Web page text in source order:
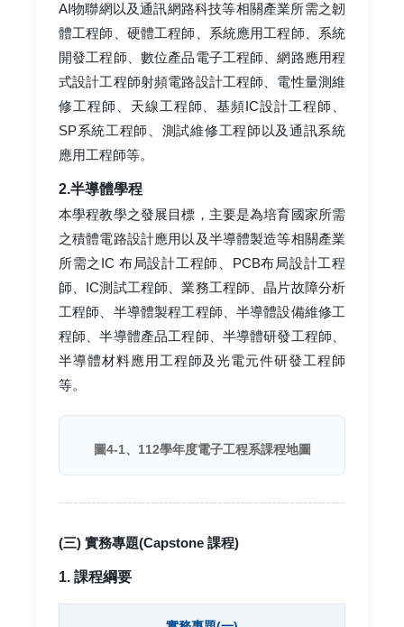
AI物聯網以及通訊網路科技等相關產業所需之韌
體工程師、硬體工程師、系統應用工程師、系統
開發工程師、數位產品電子工程師、網路應用程
式設計工程師射頻電路設計工程師、電性量測維
修工程師、天線工程師、基頻IC設計工程師、
SP系統工程師、測試維修工程師以及通訊系統
應用工程師等。
2.半導體學程
本學程教學之發展目標，主要是為培育國家所需
之積體電路設計應用以及半導體製造等相關產業
所需之IC 布局設計工程師、PCB布局設計工程
師、IC測試工程師、業務工程師、晶片故障分析
工程師、半導體製程工程師、半導體設備維修工
程師、半導體產品工程師、半導體研發工程師、
半導體材料應用工程師及光電元件研發工程師
等。
圖4-1、112學年度電子工程系課程地圖
(三) 實務專題(Capstone 課程)
1. 課程綱要